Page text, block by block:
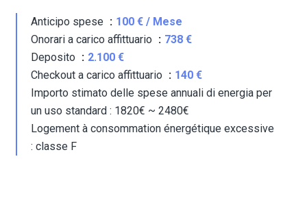
Anticipo spese
100 € / Mese
Onorari a carico affittuario
738 €
Deposito
2.100 €
Checkout a carico affittuario
140 €
Importo stimato delle spese annuali di energia per
un uso standard : 1820€ ~ 2480€
Logement à consommation énergétique excessive
: classe F